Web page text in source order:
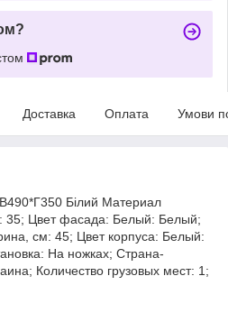
Доставка Оплата Умови
Білий Материал
35; Цвет фасада: Белый: Белый;
см: 45; Цвет корпуса: Белый:
На ножках; Страна-
Количество грузовых мест: 1;